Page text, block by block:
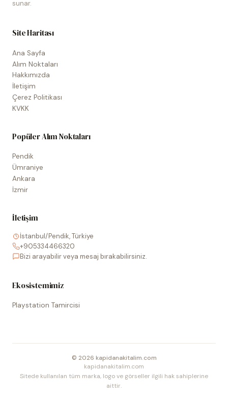
sunar.
Site Haritası
Ana Sayfa
Alım Noktaları
Hakkımızda
İletişim
Çerez Politikası
KVKK
Popüler Alım Noktaları
Pendik
Ümraniye
Ankara
İzmir
İletişim
İstanbul/Pendik, Türkiye
+905334466320
Bizi arayabilir veya mesaj bırakabilirsiniz.
Ekosistemimiz
Playstation Tamircisi
© 2026 kapidanakitalim.com
kapidanakitalim.com
Sitede kullanılan tüm marka, logo ve görseller ilgili hak sahiplerine
aittir.